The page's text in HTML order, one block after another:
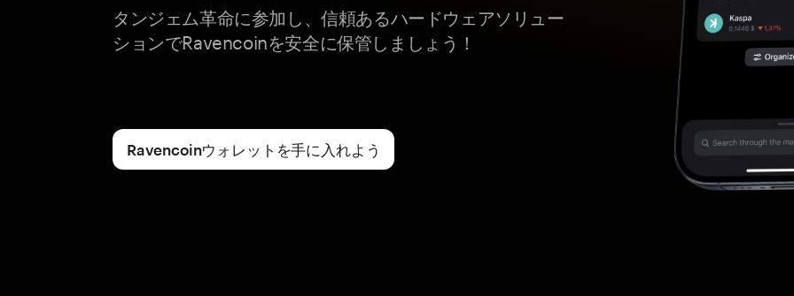
タンジェム革命に参加し、信頼あるハードウェアソリュー
ションでRavencoinを安全に保管しましょう！
Ravencoinウォレットを手に入れよう